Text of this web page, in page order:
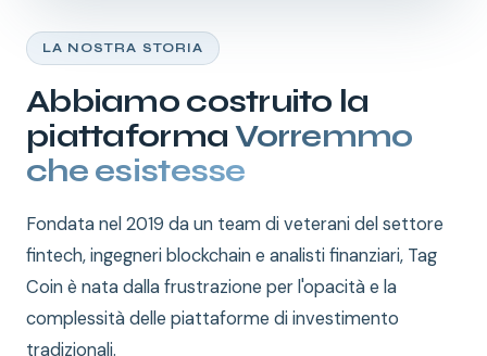
LA NOSTRA STORIA
Abbiamo costruito la
piattaformaVorremmo
che esistesse
Fondata nel 2019 da un team di veterani del settore
fintech, ingegneri blockchain e analisti finanziari, Tag
Coin è nata dalla frustrazione per l'opacità e la
complessità delle piattaforme di investimento
tradizionali.